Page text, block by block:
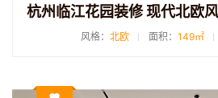
杭州临江花园装修 现代北欧
风格： 北欧 面积： 149㎡